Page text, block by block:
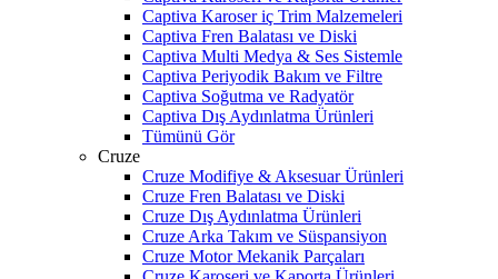
Captiva Karoser iç Trim Malzemeleri
Captiva Fren Balatası ve Diski
Captiva Multi Medya & Ses Sistemle
Captiva Periyodik Bakım ve Filtre
Captiva Soğutma ve Radyatör
Captiva Dış Aydınlatma Ürünleri
Tümünü Gör
Cruze
Cruze Modifiye & Aksesuar Ürünleri
Cruze Fren Balatası ve Diski
Cruze Dış Aydınlatma Ürünleri
Cruze Arka Takım ve Süspansiyon
Cruze Motor Mekanik Parçaları